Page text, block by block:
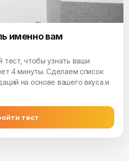
именно вам
чтобы узнать ваши
4 минуты. Сделаем список
на основе вашего вкуса и
тест